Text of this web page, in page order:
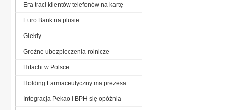
Era traci klientów telefonów na kartę
Euro Bank na plusie
Giełdy
Groźne ubezpieczenia rolnicze
Hitachi w Polsce
Holding Farmaceutyczny ma prezesa
Integracja Pekao i BPH się opóźnia